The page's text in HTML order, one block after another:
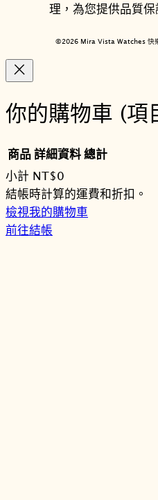
理，為您提供品質保
©2026 Mira Vista Watches 快
你的購物車 (項
購
物
車
商品詳細資料總計
小計 NT$0
結帳時計算的運費和折扣。
檢視我的購物車
前往結帳